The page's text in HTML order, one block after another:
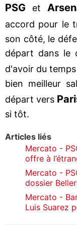
PSG et
accord pour le
son côté, le
départ dans le
d'avoir du
bien meilleur
départ vers
si tôt.
Articles liés
Mercato -
offre à
Mercato -
dossier
Mercato -
Luis Suarez